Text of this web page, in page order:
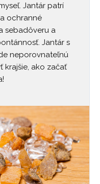
Jantár patrí
ochranné
sebadôveru a
Jantár s
neporovnateľnú
krajšie, ako začať